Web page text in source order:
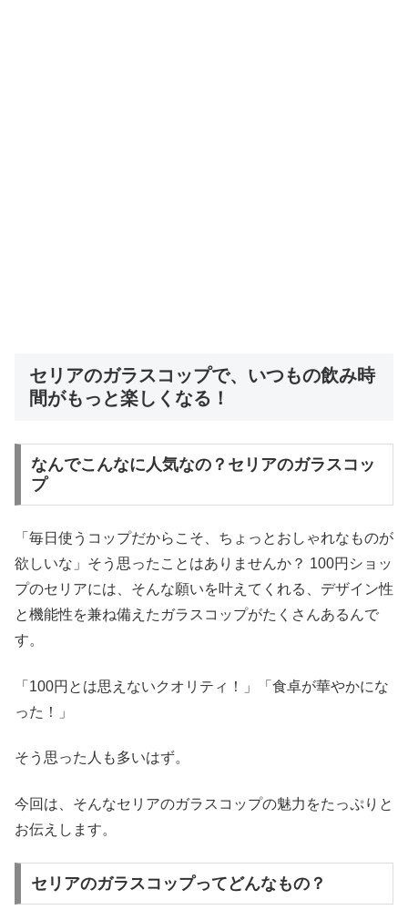
セリアのガラスコップで、いつもの飲み時
間がもっと楽しくなる！
なんでこんなに人気なの？セリアのガラスコッ
プ
「毎日使うコップだからこそ、ちょっとおしゃれなものが
欲しいな」そう思ったことはありませんか？ 100円ショッ
プのセリアには、そんな願いを叶えてくれる、デザイン性
と機能性を兼ね備えたガラスコップがたくさんあるんで
す。
「100円とは思えないクオリティ！」「食卓が華やかにな
った！」
そう思った人も多いはず。
今回は、そんなセリアのガラスコップの魅力をたっぷりと
お伝えします。
セリアのガラスコップってどんなもの？